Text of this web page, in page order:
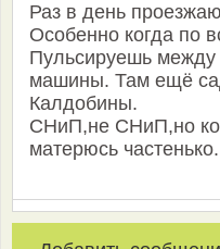
Раз в день
Особенно когда по
Пульсируешь между
машины. Там ещё
Калдобины.
СНиП,не СНиП,но
матерюсь частенько.